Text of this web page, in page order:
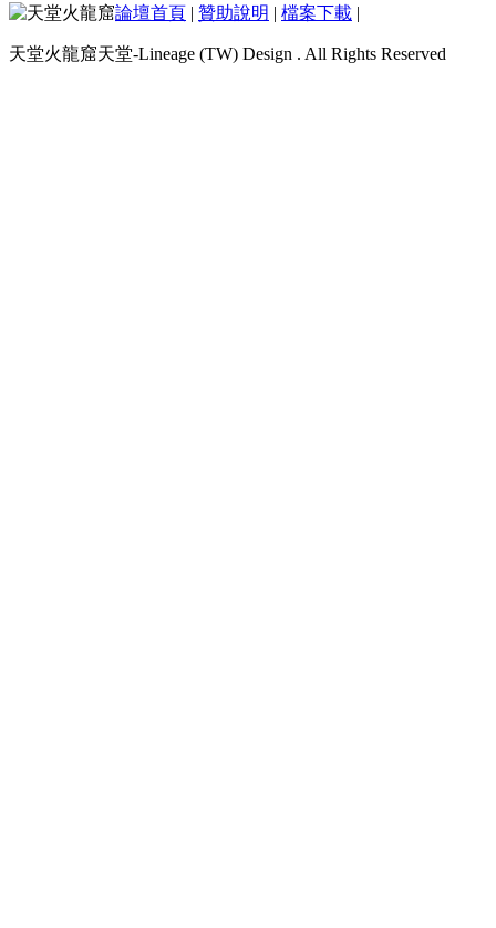
論壇首頁 | 贊助說明 | 檔案下載 |
天堂火龍窟天堂-Lineage (TW) Design . All Rights Reserved